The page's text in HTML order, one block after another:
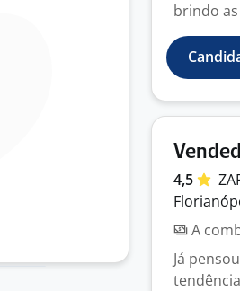
brindo
4,5
A
Já